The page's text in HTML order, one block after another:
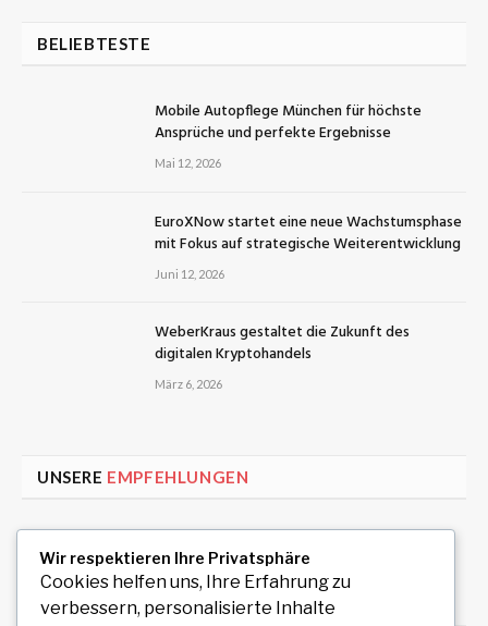
BELIEBTESTE
Mobile Autopflege München für höchste
Ansprüche und perfekte Ergebnisse
Mai 12, 2026
EuroXNow startet eine neue Wachstumsphase
mit Fokus auf strategische Weiterentwicklung
Juni 12, 2026
WeberKraus gestaltet die Zukunft des
digitalen Kryptohandels
März 6, 2026
UNSERE EMPFEHLUNGEN
Mobile Wellness
Wir respektieren Ihre Privatsphäre
Cookies helfen uns, Ihre Erfahrung zu
verbessern, personalisierte Inhalte